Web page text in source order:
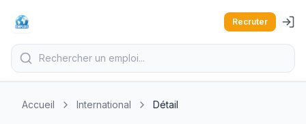
Recruter
Accueil International Détail